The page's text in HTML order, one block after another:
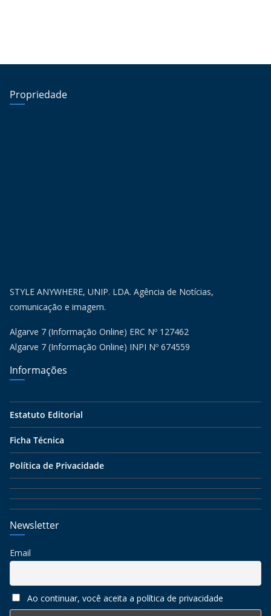
Propriedade
STYLE ANYWHERE, UNIP. LDA. Agência de Notícias,
comunicação e imagem.
Algarve 7 (Informação Online) ERC Nº 127462
Algarve 7 (Informação Online) INPI Nº 674559
Informações
Estatuto Editorial
Ficha Técnica
Política de Privacidade
Newsletter
Email
Ao continuar, você aceita a política de privacidade